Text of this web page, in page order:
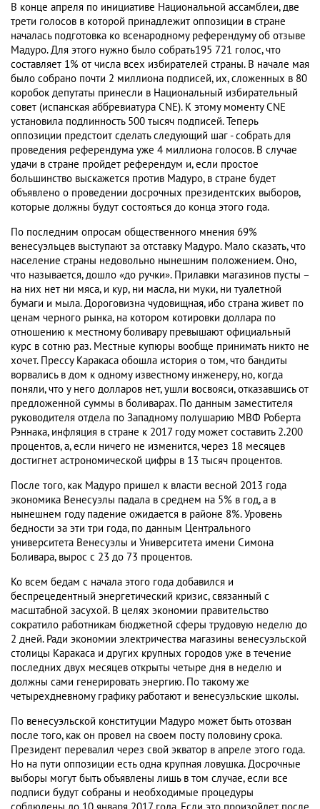
В конце апреля по инициативе Национальной ассамблеи, две
трети голосов в которой принадлежит оппозиции в стране
началась подготовка ко всенародному референдуму об отзыве
Мадуро. Для этого нужно было собрать195 721 голос, что
составляет 1% от числа всех избирателей страны. В начале мая
было собрано почти 2 миллиона подписей, их, сложенных в 80
коробок депутаты принесли в Национальный избирательный
совет (испанская аббревиатура CNE). К этому моменту CNE
установила подлинность 500 тысяч подписей. Теперь
оппозиции предстоит сделать следующий шаг - собрать для
проведения референдума уже 4 миллиона голосов. В случае
удачи в стране пройдет референдум и, если простое
большинство выскажется против Мадуро, в стране будет
объявлено о проведении досрочных президентских выборов,
которые должны будут состояться до конца этого года.
По последним опросам общественного мнения 69%
венесуэльцев выступают за отставку Мадуро. Мало сказать, что
население страны недовольно нынешним положением. Оно,
что называется, дошло «до ручки». Прилавки магазинов пусты –
на них нет ни мяса, и кур, ни масла, ни муки, ни туалетной
бумаги и мыла. Дороговизна чудовищная, ибо страна живет по
ценам черного рынка, на котором котировки доллара по
отношению к местному боливару превышают официальный
курс в сотню раз. Местные купюры вообще принимать никто не
хочет. Прессу Каракаса обошла история о том, что бандиты
ворвались в дом к одному известному инженеру, но, когда
поняли, что у него долларов нет, ушли восвояси, отказавшись от
предложенной суммы в боливарах. По данным заместителя
руководителя отдела по Западному полушарию МВФ Роберта
Рэннака, инфляция в стране к 2017 году может составить 2.200
процентов, а, если ничего не изменится, через 18 месяцев
достигнет астрономической цифры в 13 тысяч процентов.
После того, как Мадуро пришел к власти весной 2013 года
экономика Венесуэлы падала в среднем на 5% в год, а в
нынешнем году падение ожидается в районе 8%. Уровень
бедности за эти три года, по данным Центрального
университета Венесуэлы и Университета имени Симона
Боливара, вырос с 23 до 73 процентов.
Ко всем бедам с начала этого года добавился и
беспрецедентный энергетический кризис, связанный с
масштабной засухой. В целях экономии правительство
сократило работникам бюджетной сферы трудовую неделю до
2 дней. Ради экономии электричества магазины венесуэльской
столицы Каракаса и других крупных городов уже в течение
последних двух месяцев открыты четыре дня в неделю и
должны сами генерировать энергию. По такому же
четырехдневному графику работают и венесуэльские школы.
По венесуэльской конституции Мадуро может быть отозван
после того, как он провел на своем посту половину срока.
Президент перевалил через свой экватор в апреле этого года.
Но на пути оппозиции есть одна крупная ловушка. Досрочные
выборы могут быть объявлены лишь в том случае, если все
подписи будут собраны и необходимые процедуры